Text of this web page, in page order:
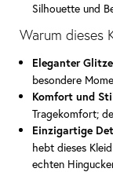
Silhouette und
Warum dieses
Eleganter
besondere
Komfort und
Tragekomfort;
Einzigartige
hebt dieses
echten